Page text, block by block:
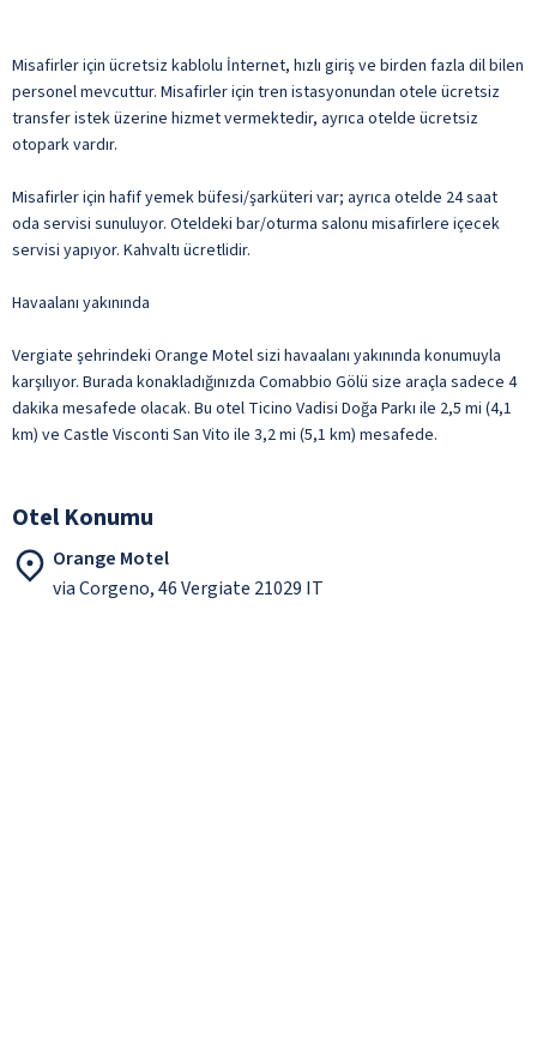
Misafirler için ücretsiz kablolu İnternet, hızlı giriş ve birden fazla dil bilen
personel mevcuttur. Misafirler için tren istasyonundan otele ücretsiz
transfer istek üzerine hizmet vermektedir, ayrıca otelde ücretsiz
otopark vardır.
Misafirler için hafif yemek büfesi/şarküteri var; ayrıca otelde 24 saat
oda servisi sunuluyor. Oteldeki bar/oturma salonu misafirlere içecek
servisi yapıyor. Kahvaltı ücretlidir.
Havaalanı yakınında
Vergiate şehrindeki Orange Motel sizi havaalanı yakınında konumuyla
karşılıyor. Burada konakladığınızda Comabbio Gölü size araçla sadece 4
dakika mesafede olacak. Bu otel Ticino Vadisi Doğa Parkı ile 2,5 mi (4,1
km) ve Castle Visconti San Vito ile 3,2 mi (5,1 km) mesafede.
Otel Konumu
Orange Motel
via Corgeno, 46 Vergiate 21029 IT